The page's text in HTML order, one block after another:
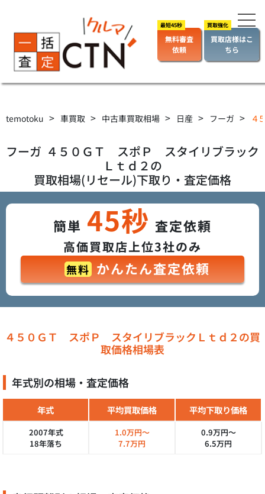
無料審査
依頼
買取店様はこ
ちら
temotoku > 車買取 > 中古車買取相場 > 日産 > フーガ > ４
フーガ ４５０ＧＴ スポＰ スタイリブラック
Ｌｔｄ２の
買取相場(リセール)下取り・査定価格
簡単 45秒 査定依頼
高価買取店上位3社のみ
無料 かんたん査定依頼
４５０ＧＴ スポＰ スタイリブラックＬｔｄ２の買
取価格相場表
年式別の相場・査定価格
年式 平均買取価格 平均下取り価格
2007年式
18年落ち
1.0万円～
7.7万円
0.9万円～
6.5万円